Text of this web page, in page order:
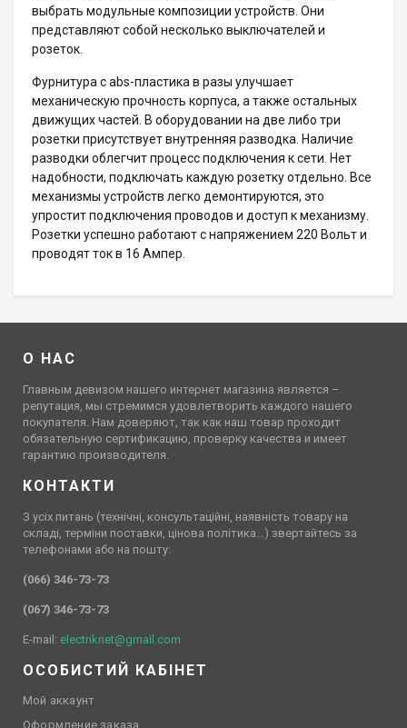
выбрать модульные композиции устройств. Они
представляют собой несколько выключателей и
розеток.
Фурнитура с abs-пластика в разы улучшает
механическую прочность корпуса, а также остальных
движущих частей. В оборудовании на две либо три
розетки присутствует внутренняя разводка. Наличие
разводки облегчит процесс подключения к сети. Нет
надобности, подключать каждую розетку отдельно. Все
механизмы устройств легко демонтируются, это
упростит подключения проводов и доступ к механизму.
Розетки успешно работают с напряжением 220 Вольт и
проводят ток в 16 Ампер.
О НАС
Главным девизом нашего интернет магазина является –
репутация, мы стремимся удовлетворить каждого нашего
покупателя. Нам доверяют, так как наш товар проходит
обязательную сертификацию, проверку качества и имеет
гарантию производителя.
КОНТАКТИ
З усіх питань (технічні, консультаційні, наявність товару на
складі, терміни поставки, цінова політика…) звертайтесь за
телефонами або на пошту:
(066) 346-73-73
(067) 346-73-73
E-mail: electriknet@gmail.com
ОСОБИСТИЙ КАБІНЕТ
Мой аккаунт
Оформление заказа